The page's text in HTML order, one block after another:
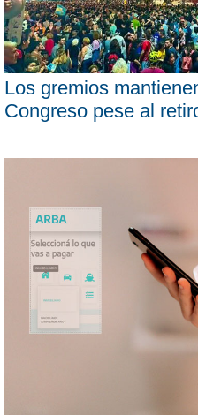
Los gremios
Congreso pese al